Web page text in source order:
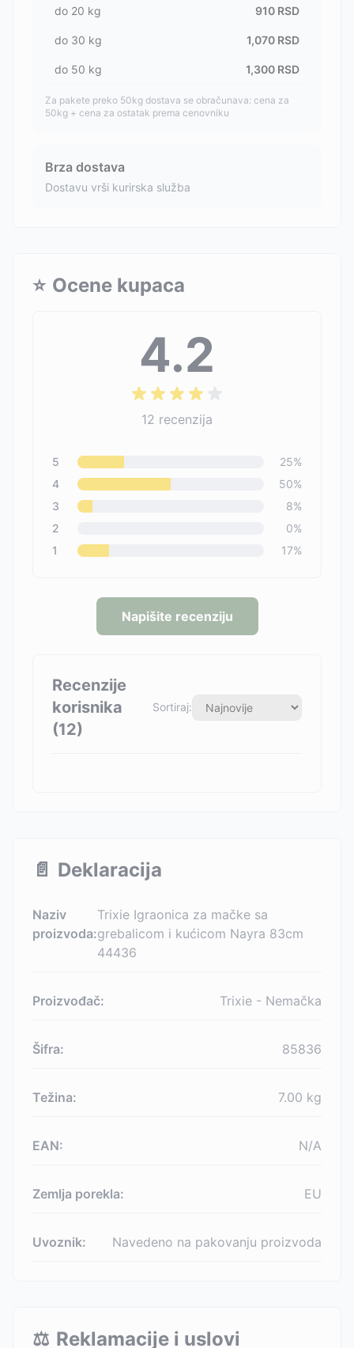
do 20 kg 910 RSD
do 30 kg 1,070 RSD
do 50 kg 1,300 RSD
Za pakete preko 50kg dostava se obračunava: cena za
50kg + cena za ostatak prema cenovniku
Brza dostava
Dostavu vrši kurirska služba
⭐ Ocene kupaca
4.2
12 recenzija
5 25%
4
50%
3
8%
2
0%
1
17%
Napišite recenziju
Recenzije
korisnika
(12)
Sortiraj:
📄 Deklaracija
Naziv
proizvoda:
Trixie Igraonica za mačke sa
grebalicom i kućicom Nayra 83cm
44436
Proizvođač: Trixie - Nemačka
Šifra: 85836
Težina: 7.00 kg
EAN: N/A
Zemlja porekla: EU
Uvoznik: Navedeno na pakovanju proizvoda
⚖️ Reklamacije i uslovi